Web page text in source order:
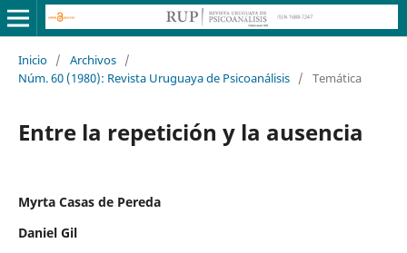
Inicio / Archivos /
Núm. 60 (1980): Revista Uruguaya de Psicoanálisis / Temática
Entre la repetición y la ausencia
Myrta Casas de Pereda
Daniel Gil